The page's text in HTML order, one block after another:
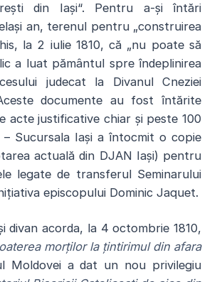
din Iași“. Pentru a-și întări
an, terenul pentru „construirea
la 2 iulie 1810, că „nu poate să
a luat pământul spre îndeplinirea
judecat la Divanul Cneziei
documente au fost întărite
acte justificative chiar și peste 100
Sucursala Iași a întocmit o copie
actuală din DJAN Iași) pentru
legate de transferul Seminarului
episcopului Dominic Jaquet.
divan acorda, la 4 octombrie 1810,
morților la țintirimul din afara
Moldovei a dat un nou privilegiu